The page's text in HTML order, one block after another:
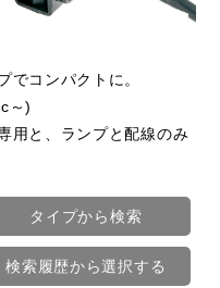
でコンパクトに。
～)
用と、ランプと配線のみ
タイプから検索
検索履歴から選択する